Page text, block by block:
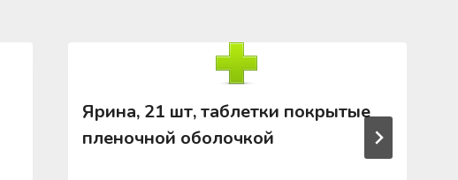
Ярина, 21 шт, таблетки покрытые
пленочной оболочкой